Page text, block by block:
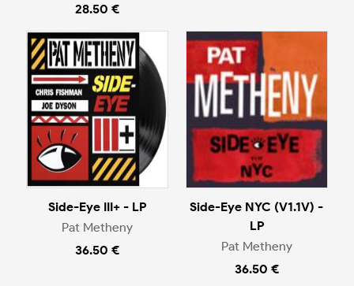
28.50 €
Side-Eye III+ - LP
Pat Metheny
36.50 €
Side-Eye NYC (V1.1V) -
LP
Pat Metheny
36.50 €